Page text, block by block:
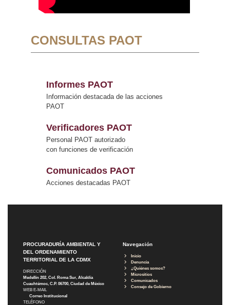
CONSULTAS PAOT
Informes PAOT
Información destacada de las acciones
PAOT
Verificadores PAOT
Personal PAOT autorizado
con funciones de verificación
Comunicados PAOT
Acciones destacadas PAOT
PROCURADURÍA AMBIENTAL Y
DEL ORDENAMIENTO
TERRITORIAL DE LA CDMX
DIRECCIÓN
Medellín 202, Col. Roma Sur, Alcaldía
Cuauhtémoc, C.P. 06700, Ciudad de México
WEB E-MAIL
Correo Institucional
TELÉFONO
Navegación
Inicio
Denuncia
¿Quiénes somos?
Micrositios
Comunicados
Consejo de Gobierno